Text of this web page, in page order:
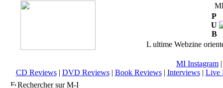
P
U
B
L ultime Webzine
MI Instagram
CD Reviews| DVD Reviews| Book Reviews| Interviews| Live
Rechercher sur M-I